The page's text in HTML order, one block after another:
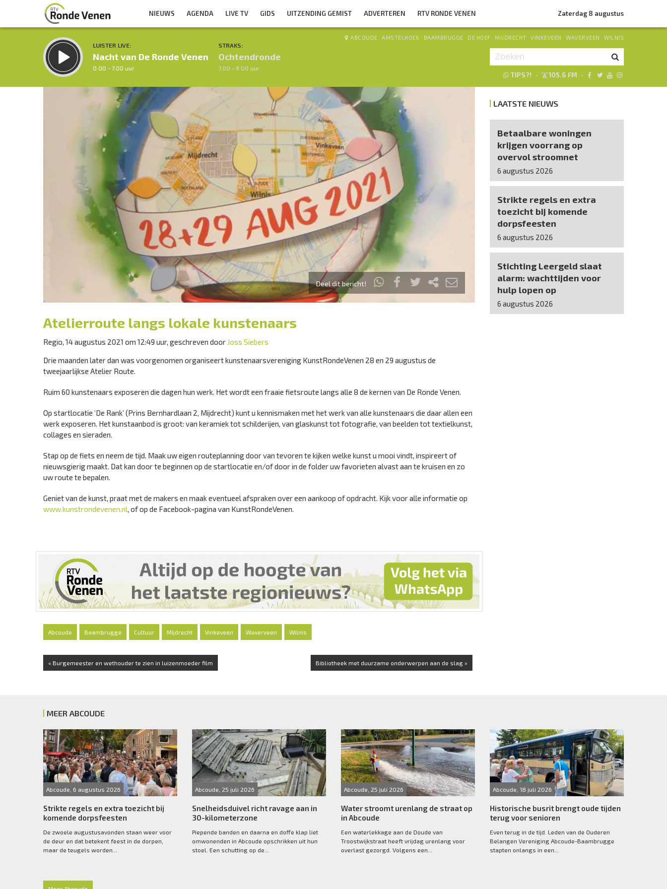
NIEUWS AGENDA LIVE TV GIDS UITZENDING GEMIST ADVERTEREN RTV RONDE VENEN Zaterdag 8 augustus
LUISTER LIVE:
Nacht van De Ronde Venen
0.00 - 7.00 uur
STRAKS:
Ochtendronde
7.00 - 9.00 uur
ABCOUDE · AMSTELHOEK · BAAMBRUGGE · DE HOEF · MIJDRECHT · VINKEVEEN · WAVERVEEN · WILNIS
TIPS?! · 105.6 FM ·
Deel dit bericht!
Atelierroute langs lokale kunstenaars
Regio, 14 augustus 2021 om 12:49 uur, geschreven door Joss Siebers
Drie maanden later dan was voorgenomen organiseert kunstenaarsvereniging KunstRondeVenen 28 en 29 augustus de
tweejaarlijkse Atelier Route.
Ruim 60 kunstenaars exposeren die dagen hun werk. Het wordt een fraaie fietsroute langs alle 8 de kernen van De Ronde Venen.
Op startlocatie ‘De Rank’ (Prins Bernhardlaan 2, Mijdrecht) kunt u kennismaken met het werk van alle kunstenaars die daar allen een
werk exposeren. Het kunstaanbod is groot: van keramiek tot schilderijen, van glaskunst tot fotografie, van beelden tot textielkunst,
collages en sieraden.
Stap op de fiets en neem de tijd. Maak uw eigen routeplanning door van tevoren te kijken welke kunst u mooi vindt, inspireert of
nieuwsgierig maakt. Dat kan door te beginnen op de startlocatie en/of door in de folder uw favorieten alvast aan te kruisen en zo
uw route te bepalen.
Geniet van de kunst, praat met de makers en maak eventueel afspraken over een aankoop of opdracht. Kijk voor alle informatie op
www.kunstrondevenen.nl, of op de Facebook-pagina van KunstRondeVenen.
Abcoude Baambrugge Cultuur Mijdrecht Vinkeveen Waverveen Wilnis
« Burgemeester en wethouder te zien in luizenmoeder film Bibliotheek met duurzame onderwerpen aan de slag »
LAATSTE NIEUWS
Betaalbare woningen
krijgen voorrang op
overvol stroomnet
6 augustus 2026
Strikte regels en extra
toezicht bij komende
dorpsfeesten
6 augustus 2026
Stichting Leergeld slaat
alarm: wachttijden voor
hulp lopen op
6 augustus 2026
MEER ABCOUDE
Abcoude, 6 augustus 2026
Strikte regels en extra toezicht bij
komende dorpsfeesten
De zwoele augustusavonden staan weer voor
de deur en dat betekent feest in de dorpen,
maar de teugels worden...
Abcoude, 25 juli 2026
Snelheidsduivel richt ravage aan in
30-kilometerzone
Piepende banden en daarna en doffe klap liet
omwonenden in Abcoude opschrikken uit hun
stoel. Een schutting op de...
Abcoude, 25 juli 2026
Water stroomt urenlang de straat op
in Abcoude
Een waterlekkage aan de Doude van
Troostwijkstraat heeft vrijdag urenlang voor
overlast gezorgd. Volgens een...
Abcoude, 18 juli 2026
Historische busrit brengt oude tijden
terug voor senioren
Even terug in de tijd. Leden van de Ouderen
Belangen Vereniging Abcoude-Baambrugge
stapten onlangs in een...